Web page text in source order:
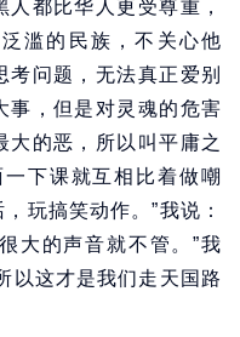
都比华人更受尊重，
滥的民族，不关心他
考问题，无法真正爱别
事，但是对灵魂的危害
大的恶，所以叫平庸之
下课就互相比着做嘲
玩搞笑动作。”我说：
大的声音就不管。”我
以这才是我们走天国路